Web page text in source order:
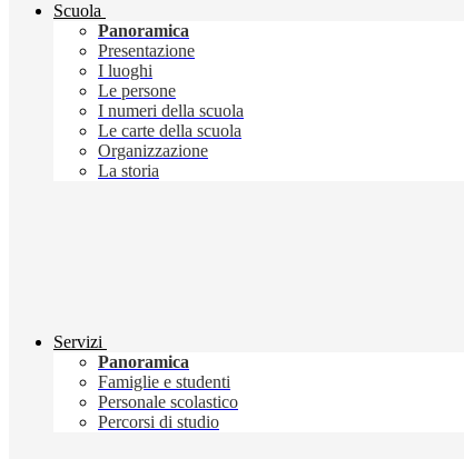
Scuola
Panoramica
Presentazione
I luoghi
Le persone
I numeri della scuola
Le carte della scuola
Organizzazione
La storia
Servizi
Panoramica
Famiglie e studenti
Personale scolastico
Percorsi di studio